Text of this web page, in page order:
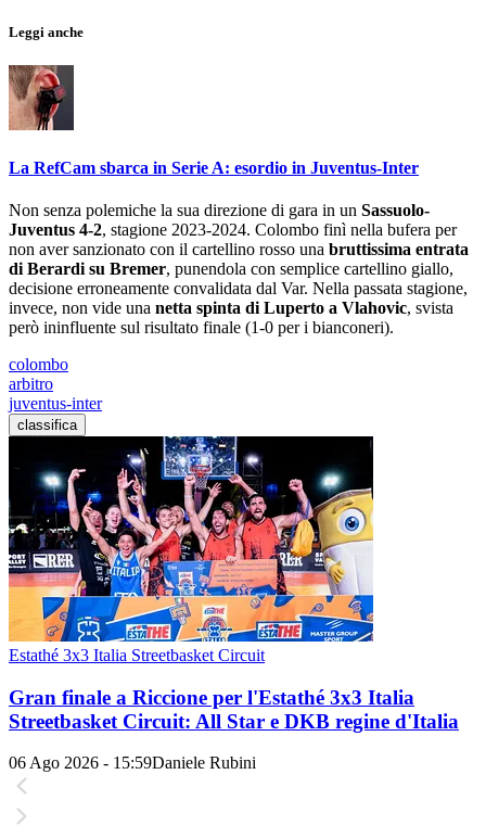
Leggi anche
La RefCam sbarca in Serie A: esordio in Juventus-Inter
Non senza polemiche la sua direzione di gara in un Sassuolo-
Juventus 4-2, stagione 2023-2024. Colombo finì nella bufera per
non aver sanzionato con il cartellino rosso una bruttissima entrata
di Berardi su Bremer, punendola con semplice cartellino giallo,
decisione erroneamente convalidata dal Var. Nella passata stagione,
invece, non vide una netta spinta di Luperto a Vlahovic, svista
però ininfluente sul risultato finale (1-0 per i bianconeri).
colombo
arbitro
juventus-inter
classifica
Estathé 3x3 Italia Streetbasket Circuit
Gran finale a Riccione per l'Estathé 3x3 Italia
Streetbasket Circuit: All Star e DKB regine d'Italia
06 Ago 2026 - 15:59Daniele Rubini